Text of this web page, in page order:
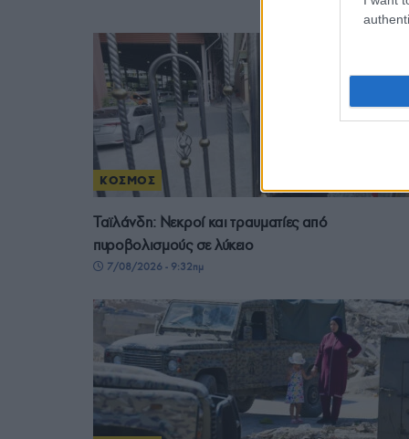
ΚΟΣΜΟΣ
Ταϊλάνδη: Νεκροί και τραυματίες από
πυροβολισμούς σε λύκειο
7/08/2026 - 9:32πμ